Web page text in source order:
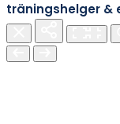
träningshelger &